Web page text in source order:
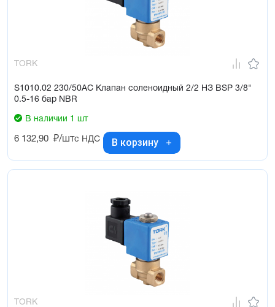
TORK
S1010.02 230/50AC Клапан соленоидный 2/2 НЗ BSP 3/8"
0.5-16 бар NBR
В наличии 1 шт
6 132,90 ₽/штс НДС В корзину
TORK